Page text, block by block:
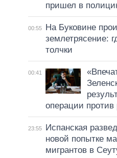
пришел в
00:55
На Буковине
землетрясение:
толчки
00:41
операции
23:55
Испанская
новой попытке
мигрантов в